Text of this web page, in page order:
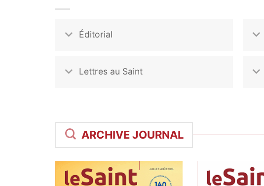
Éditorial
Lettres au Saint
ARCHIVE JOURNAL